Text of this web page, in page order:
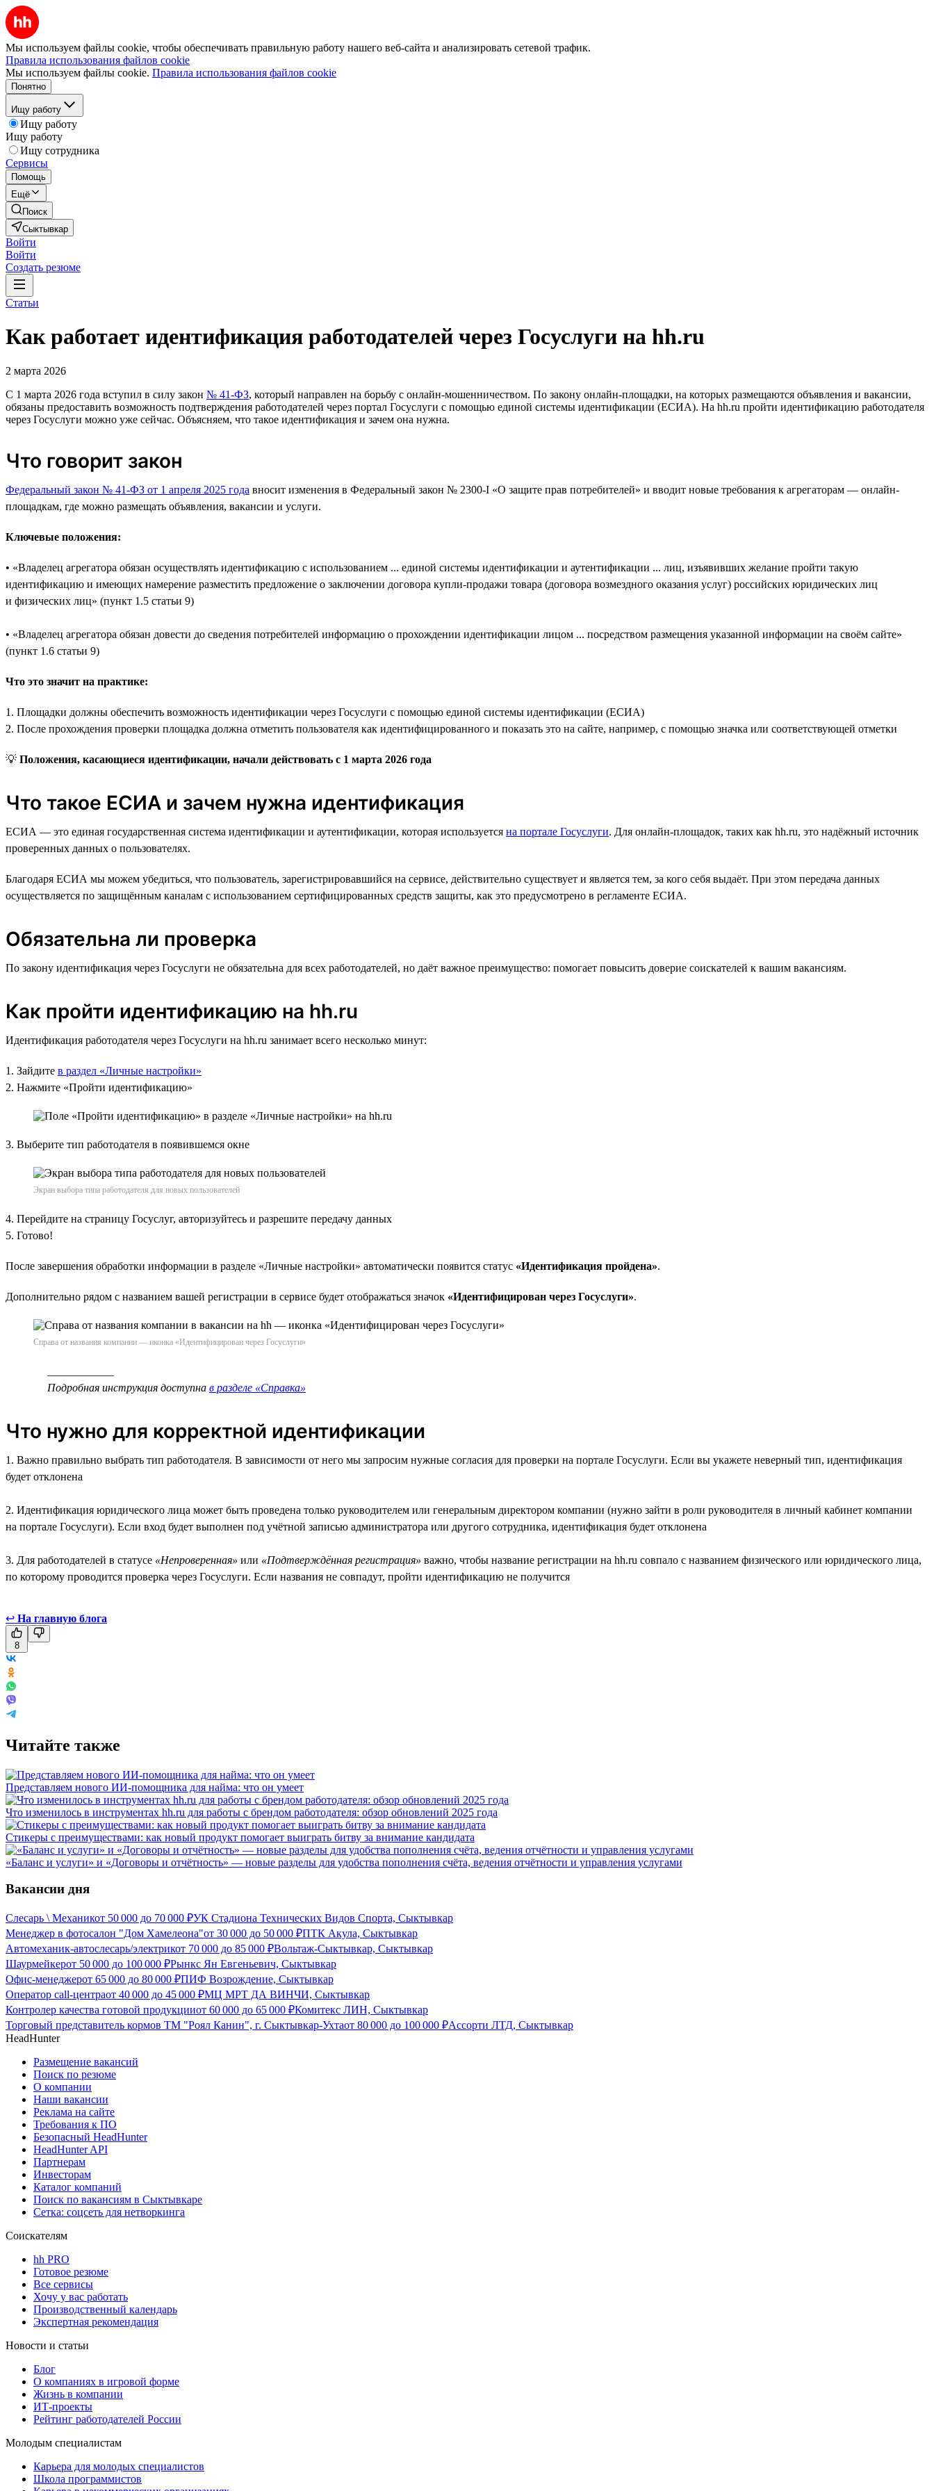
Мы используем файлы cookie, чтобы обеспечивать правильную работу нашего веб-сайта и анализировать сетевой трафик.
Правила использования файлов cookie
Мы используем файлы cookie. Правила использования файлов cookie
Понятно
Ищу работу
Ищу работу
Ищу работу
Ищу сотрудника
Сервисы
Помощь
Ещё
Поиск
Сыктывкар
Войти
Войти
Создать резюме
Статьи
Как работает идентификация работодателей через Госуслуги на hh.ru
2 марта 2026
С 1 марта 2026 года вступил в силу закон № 41-ФЗ, который направлен на борьбу с онлайн-мошенничеством. По закону онлайн-площадки, на которых размещаются объявления и вакансии,
обязаны предоставить возможность подтверждения работодателей через портал Госуслуги с помощью единой системы идентификации (ЕСИА). На hh.ru пройти идентификацию работодателя
через Госуслуги можно уже сейчас. Объясняем, что такое идентификация и зачем она нужна.
Что говорит закон
Федеральный закон № 41-ФЗ от 1 апреля 2025 года вносит изменения в Федеральный закон № 2300-I «О защите прав потребителей» и вводит новые требования к агрегаторам — онлайн-
площадкам, где можно размещать объявления, вакансии и услуги.
Ключевые положения:
• «Владелец агрегатора обязан осуществлять идентификацию с использованием ... единой системы идентификации и аутентификации ... лиц, изъявивших желание пройти такую
идентификацию и имеющих намерение разместить предложение о заключении договора купли‑продажи товара (договора возмездного оказания услуг) российских юридических лиц
и физических лиц» (пункт 1.5 статьи 9)
• «Владелец агрегатора обязан довести до сведения потребителей информацию о прохождении идентификации лицом ... посредством размещения указанной информации на своём сайте»
(пункт 1.6 статьи 9)
Что это значит на практике:
1. Площадки должны обеспечить возможность идентификации через Госуслуги с помощью единой системы идентификации (ЕСИА)
2. После прохождения проверки площадка должна отметить пользователя как идентифицированного и показать это на сайте, например, с помощью значка или соответствующей отметки
💡 Положения, касающиеся идентификации, начали действовать с 1 марта 2026 года
Что такое ЕСИА и зачем нужна идентификация
ЕСИА — это единая государственная система идентификации и аутентификации, которая используется на портале Госуслуги. Для онлайн-площадок, таких как hh.ru, это надёжный источник
проверенных данных о пользователях.
Благодаря ЕСИА мы можем убедиться, что пользователь, зарегистрировавшийся на сервисе, действительно существует и является тем, за кого себя выдаёт. При этом передача данных
осуществляется по защищённым каналам с использованием сертифицированных средств защиты, как это предусмотрено в регламенте ЕСИА.
Обязательна ли проверка
По закону идентификация через Госуслуги не обязательна для всех работодателей, но даёт важное преимущество: помогает повысить доверие соискателей к вашим вакансиям.
Как пройти идентификацию на hh.ru
Идентификация работодателя через Госуслуги на hh.ru занимает всего несколько минут:
1. Зайдите в раздел «Личные настройки»
2. Нажмите «Пройти идентификацию»
3. Выберите тип работодателя в появившемся окне
Экран выбора типа работодателя для новых пользователей
4. Перейдите на страницу Госуслуг, авторизуйтесь и разрешите передачу данных
5. Готово!
После завершения обработки информации в разделе «Личные настройки» автоматически появится статус «Идентификация пройдена».
Дополнительно рядом с названием вашей регистрации в сервисе будет отображаться значок «Идентифицирован через Госуслуги».
Справа от названия компании — иконка «Идентифицирован через Госуслуги»
Подробная инструкция доступна в разделе «Справка»
Что нужно для корректной идентификации
1. Важно правильно выбрать тип работодателя. В зависимости от него мы запросим нужные согласия для проверки на портале Госуслуги. Если вы укажете неверный тип, идентификация
будет отклонена
2. Идентификация юридического лица может быть проведена только руководителем или генеральным директором компании (нужно зайти в роли руководителя в личный кабинет компании
на портале Госуслуги). Если вход будет выполнен под учётной записью администратора или другого сотрудника, идентификация будет отклонена
3. Для работодателей в статусе «Непроверенная» или «Подтверждённая регистрация» важно, чтобы название регистрации на hh.ru совпало с названием физического или юридического лица,
по которому проводится проверка через Госуслуги. Если названия не совпадут, пройти идентификацию не получится
↩ На главную блога
8
Читайте также
Представляем нового ИИ-помощника для найма: что он умеет
Что изменилось в инструментах hh.ru для работы с брендом работодателя: обзор обновлений 2025 года
Стикеры с преимуществами: как новый продукт помогает выиграть битву за внимание кандидата
«Баланс и услуги» и «Договоры и отчётность» — новые разделы для удобства пополнения счёта, ведения отчётности и управления услугами
Вакансии дня
Слесарь \ Механикот 50 000 до 70 000 ₽УК Стадиона Технических Видов Спорта, Сыктывкар
Менеджер в фотосалон "Дом Хамелеона"от 30 000 до 50 000 ₽ПТК Акула, Сыктывкар
Автомеханик-автослесарь/электрикот 70 000 до 85 000 ₽Вольтаж-Сыктывкар, Сыктывкар
Шаурмейкерот 50 000 до 100 000 ₽Рынкс Ян Евгеньевич, Сыктывкар
Офис-менеджерот 65 000 до 80 000 ₽ПИФ Возрождение, Сыктывкар
Оператор call-центраот 40 000 до 45 000 ₽МЦ МРТ ДА ВИНЧИ, Сыктывкар
Контролер качества готовой продукцииот 60 000 до 65 000 ₽Комитекс ЛИН, Сыктывкар
Торговый представитель кормов ТМ "Роял Канин", г. Сыктывкар-Ухтаот 80 000 до 100 000 ₽Ассорти ЛТД, Сыктывкар
HeadHunter
Размещение вакансий
Поиск по резюме
О компании
Наши вакансии
Реклама на сайте
Требования к ПО
Безопасный HeadHunter
HeadHunter API
Партнерам
Инвесторам
Каталог компаний
Поиск по вакансиям в Сыктывкаре
Сетка: соцсеть для нетворкинга
Соискателям
hh PRO
Готовое резюме
Все сервисы
Хочу у вас работать
Производственный календарь
Экспертная рекомендация
Новости и статьи
Блог
О компаниях в игровой форме
Жизнь в компании
ИТ-проекты
Рейтинг работодателей России
Молодым специалистам
Карьера для молодых специалистов
Школа программистов